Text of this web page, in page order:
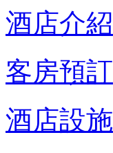
酒店介紹
客房預訂
酒店設施